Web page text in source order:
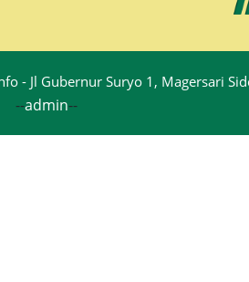
- Jl Gubernur Suryo 1, Magersari
--admin--